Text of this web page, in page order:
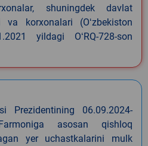
shuningdek davlat
va korxonalari (Oʻzbekiston
yildagi OʻRQ-728-son
Prezidentining 06.09.2024-
asosan qishloq
yer uchastkalarini mulk